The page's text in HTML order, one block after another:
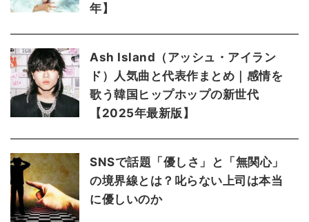
年】
Ash Island（アッシュ・アイラン
ド）人気曲と代表作まとめ｜感情を
歌う韓国ヒップホップの新世代
【2025年最新版】
SNSで話題「優しさ」と「無関心」
の境界線とは？叱らない上司は本当
に優しいのか